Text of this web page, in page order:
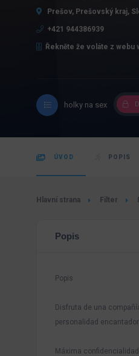
Prešov, Prešovský kraj,
+421 944386939
Řekněte že voláte z webu
holky na sex
ÚVOD POPIS
Hlavní strana Filter
Popis
Popis
Disfruta de una
personalidad
Máxima